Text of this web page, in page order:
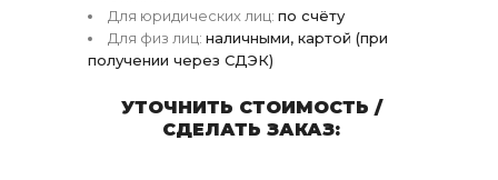
Для юридических лиц: по счёту
Для физ лиц: наличными, картой (при
получении через СДЭК)
УТОЧНИТЬ СТОИМОСТЬ /
СДЕЛАТЬ ЗАКАЗ: